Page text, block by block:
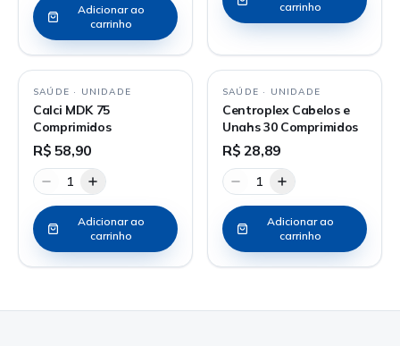
Adicionar ao
carrinho
carrinho
SAÚDE · UNIDADE
Calci MDK 75
Comprimidos
R$ 58,90
1
Adicionar ao
carrinho
SAÚDE · UNIDADE
Centroplex Cabelos e
Unahs 30 Comprimidos
R$ 28,89
1
Adicionar ao
carrinho